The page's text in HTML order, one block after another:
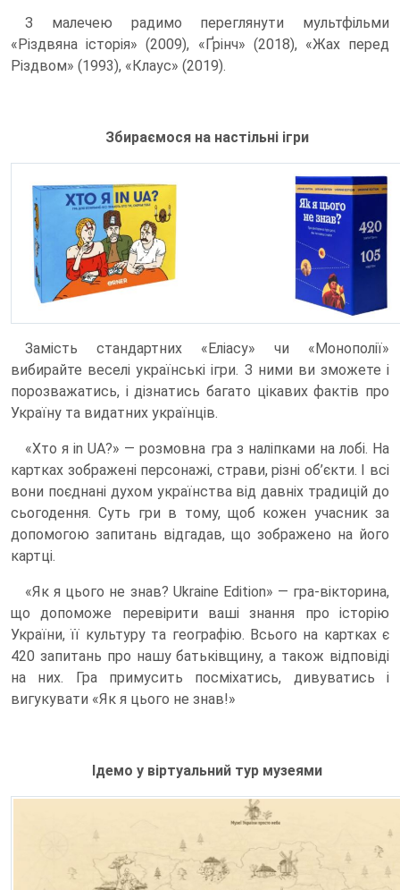
З малечею радимо переглянути мультфільми
«Різдвяна історія» (2009), «Ґрінч» (2018), «Жах перед
Різдвом» (1993), «Клаус» (2019).
Збираємося на настільні ігри
Замість стандартних «Еліасу» чи «Монополії»
вибирайте веселі українські ігри. З ними ви зможете і
порозважатись, і дізнатись багато цікавих фактів про
Україну та видатних українців.
«Хто я in UA?» — розмовна гра з наліпками на лобі. На
картках зображені персонажі, страви, різні об’єкти. І всі
вони поєднані духом українства від давніх традицій до
сьогодення. Суть гри в тому, щоб кожен учасник за
допомогою запитань відгадав, що зображено на його
картці.
«Як я цього не знав? Ukraine Edition» — гра-вікторина,
що допоможе перевірити ваші знання про історію
України, її культуру та географію. Всього на картках є
420 запитань про нашу батьківщину, а також відповіді
на них. Гра примусить посміхатись, дивуватись і
вигукувати «Як я цього не знав!»
Ідемо у віртуальний тур музеями